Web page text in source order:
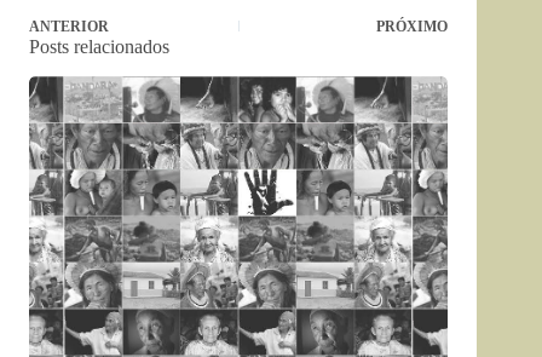
ANTERIOR PRÓXIMO
Posts relacionados